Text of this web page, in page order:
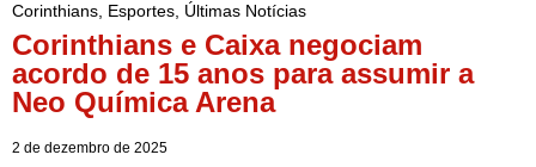
Corinthians, Esportes, Últimas Notícias
Corinthians e Caixa negociam
acordo de 15 anos para assumir a
Neo Química Arena
2 de dezembro de 2025